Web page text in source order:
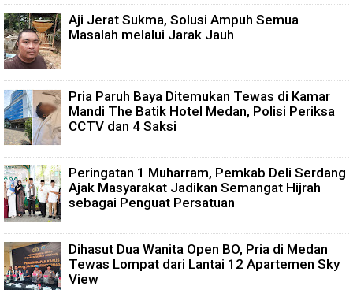
Aji Jerat Sukma, Solusi Ampuh Semua
Masalah melalui Jarak Jauh
Pria Paruh Baya Ditemukan Tewas di Kamar
Mandi The Batik Hotel Medan, Polisi Periksa
CCTV dan 4 Saksi
Peringatan 1 Muharram, Pemkab Deli Serdang
Ajak Masyarakat Jadikan Semangat Hijrah
sebagai Penguat Persatuan
Dihasut Dua Wanita Open BO, Pria di Medan
Tewas Lompat dari Lantai 12 Apartemen Sky
View